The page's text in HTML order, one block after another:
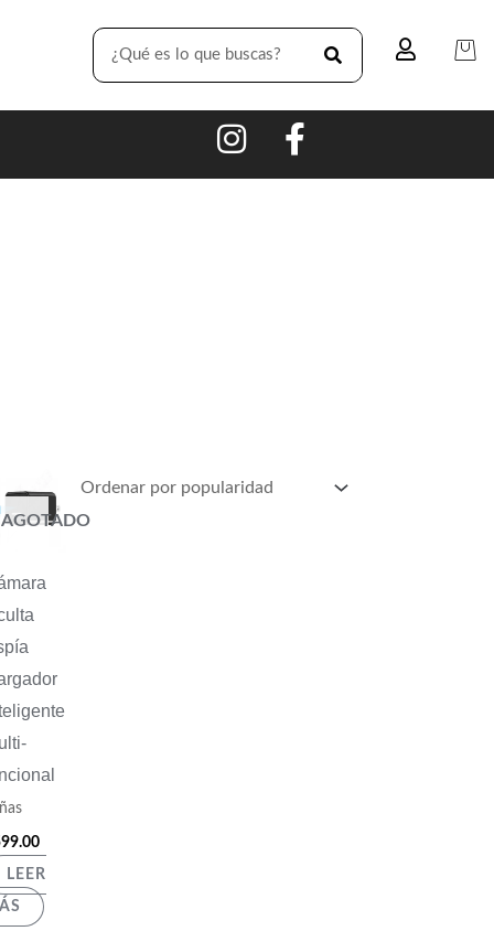
SEARCH
AGOTADO
LEER